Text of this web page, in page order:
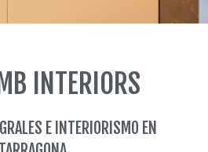
INTERIORS
E INTERIORISMO EN